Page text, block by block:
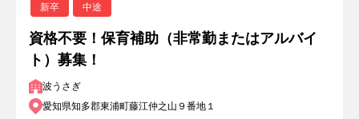
新卒 中途
資格不要！保育補助（非常勤またはアルバイ
ト）募集！
波うさぎ
愛知県知多郡東浦町藤江仲之山９番地１